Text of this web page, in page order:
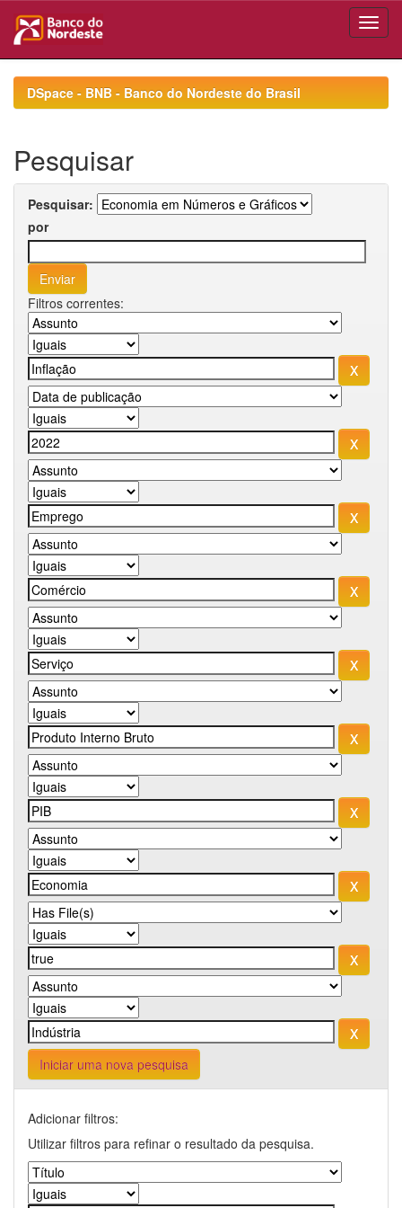
navigationDSpace - BNB - Banco do Nordeste do Brasil
Pesquisar
Pesquisar:
por
Filtros correntes:
Iniciar uma nova pesquisa
Adicionar filtros:
Utilizar filtros para refinar o resultado da pesquisa.